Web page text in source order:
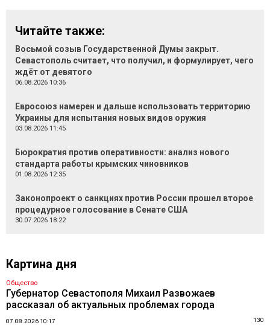
Читайте также:
Восьмой созыв Государственной Думы закрыт.
Севастополь считает, что получил, и формулирует, чего
ждёт от девятого
06.08.2026 10:36
Евросоюз намерен и дальше использовать территорию
Украины для испытания новых видов оружия
03.08.2026 11:45
Бюрократия против оперативности: анализ нового
стандарта работы крымских чиновников
01.08.2026 12:35
Законопроект о санкциях против России прошел второе
процедурное голосование в Сенате США
30.07.2026 18:22
Картина дня
Общество
Губернатор Севастополя Михаил Развожаев
рассказал об актуальных проблемах города
07.08.2026 10:17 130